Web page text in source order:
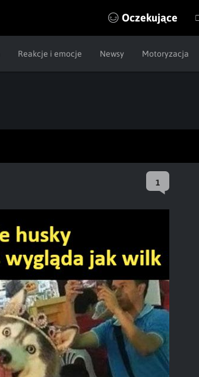
Oczekujące
Reakcje i emocje Newsy Motoryzacja
1